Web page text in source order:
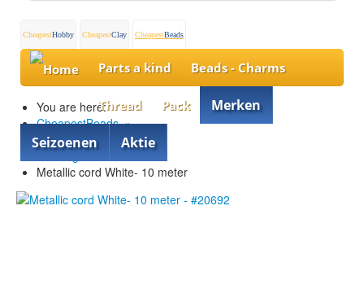
CheapestHobby CheapestClay CheapestBeads
Parts a kind Beads - Charms
Thread Pack Merken
Seizoenen Aktie
You are here:
CheapestBeads»
Thread»
Beading wire
Metallic cord White- 10 meter